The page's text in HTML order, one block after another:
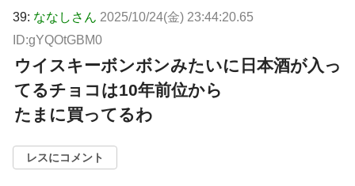
39: ななしさん 2025/10/24(金) 23:44:20.65
ID:gYQOtGBM0
ウイスキーボンボンみたいに日本酒が入っ
てるチョコは10年前位から
たまに買ってるわ
レスにコメント